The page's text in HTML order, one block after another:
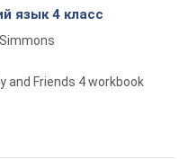
язык 4 класс
and Friends 4 workbook